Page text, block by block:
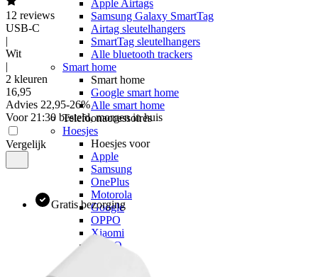
Apple Airtags
Samsung Galaxy SmartTag
Airtag sleutelhangers
SmartTag sleutelhangers
Alle bluetooth trackers
Smart home
Smart home
Google smart home
Alle smart home
Telefoonaccessoires
Hoesjes
Hoesjes voor
Apple
Samsung
OnePlus
Motorola
Google
OPPO
Xiaomi
POCO
12 reviews
USB-C
|
Wit
|
2 kleuren
16,95
Advies 22,95-26%
Voor 21:30 besteld, morgen in huis
Vergelijk
Gratis bezorging